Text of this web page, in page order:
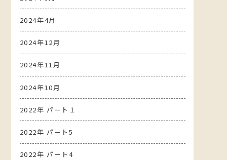
2024年4月
2024年12月
2024年11月
2024年10月
2022年 パート１
2022年 パート5
2022年 パート4